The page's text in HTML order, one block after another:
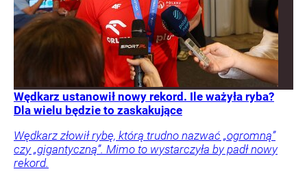
Wędkarz ustanowił nowy rekord. Ile ważyła ryba?
Dla wielu będzie to zaskakujące
Wędkarz złowił rybę, którą trudno nazwać „ogromną”
czy „gigantyczną”. Mimo to wystarczyła by padł nowy
rekord.